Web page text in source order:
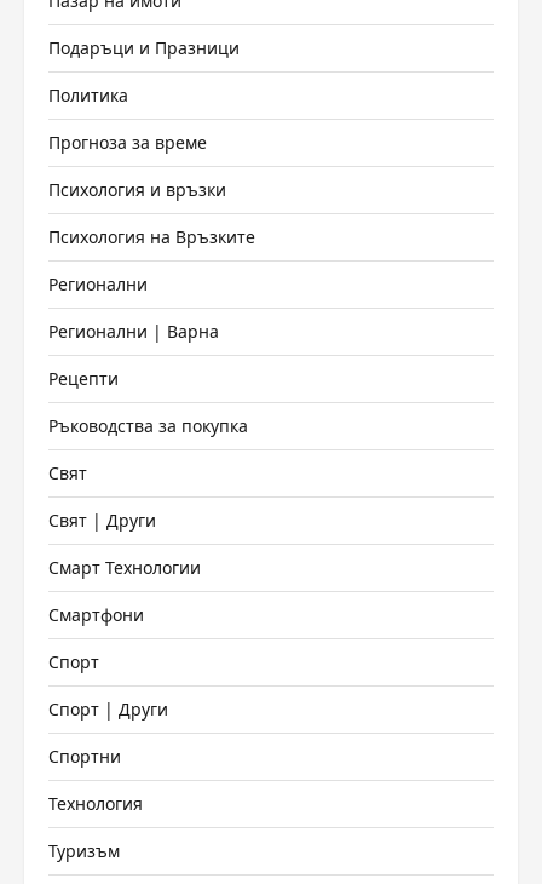
Подаръци и Празници
Политика
Прогноза за време
Психология и връзки
Психология на Връзките
Регионални
Регионални | Варна
Рецепти
Ръководства за покупка
Свят
Свят | Други
Смарт Технологии
Смартфони
Спорт
Спорт | Други
Спортни
Технология
Туризъм